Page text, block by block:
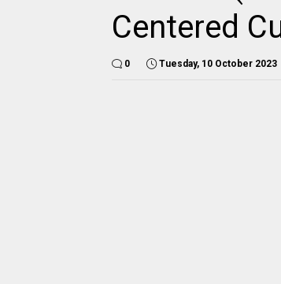
Centered
0 Tuesday, 10 October 2023